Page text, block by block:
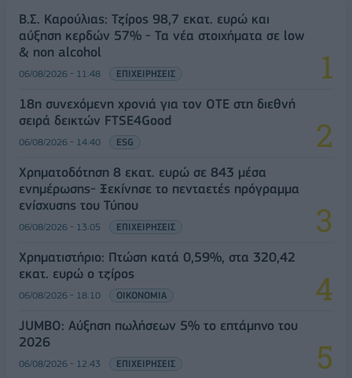
Β.Σ. Καρούλιας: Τζίρος 98,7 εκατ. ευρώ και
αύξηση κερδών 57% - Τα νέα στοιχήματα σε low
& non alcohol
06/08/2026 - 11:48 ΕΠΙΧΕΙΡΗΣΕΙΣ
18η συνεχόμενη χρονιά για τον ΟΤΕ στη διεθνή
σειρά δεικτών FTSE4Good
06/08/2026 - 14:40 ESG
Χρηματοδότηση 8 εκατ. ευρώ σε 843 μέσα
ενημέρωσης- Ξεκίνησε το πενταετές πρόγραμμα
ενίσχυσης του Τύπου
06/08/2026 - 13:05 ΕΠΙΧΕΙΡΗΣΕΙΣ
Χρηματιστήριο: Πτώση κατά 0,59%, στα 320,42
εκατ. ευρώ ο τζίρος
06/08/2026 - 18:10 ΟΙΚΟΝΟΜΙΑ
JUMBO: Αύξηση πωλήσεων 5% το επτάμηνο του
2026
06/08/2026 - 12:43 ΕΠΙΧΕΙΡΗΣΕΙΣ